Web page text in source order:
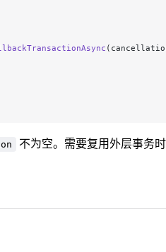
不为空。需要复用外层事务